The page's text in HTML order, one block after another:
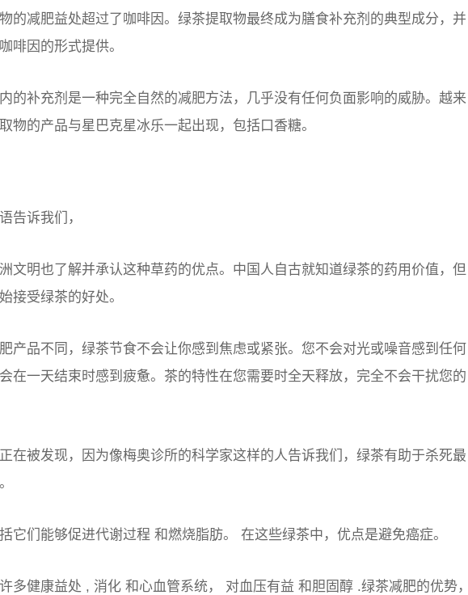
的减肥益处超过了咖啡因。绿茶提取物最终成为膳食补充剂的典型成分，并
啡因的形式提供。
的补充剂是一种完全自然的减肥方法，几乎​​没有任何负面影响的威胁。越来
物的产品与星巴克星冰乐一起出现，包括口香糖。
告诉我们，
文明也了解并承认这种草药的优点。中国人自古就知道绿茶的药用价值，但
接受绿茶的好处。
产品不同，绿茶节食不会让你感到焦虑或紧张。您不会对光或噪音感到任何
在一天结束时感到疲惫。茶的特性在您需要时全天释放，完全不会干扰您的
在被发现，因为像梅奥诊所的科学家这样的人告诉我们，绿茶有助于杀死最
它们能够促进代谢过程 和燃烧脂肪。 在这些绿茶中，优点是避免癌症。
多健康益处 , 消化 和 心血管系统， 对血压有益 和 胆固醇 .绿茶减肥的优势，